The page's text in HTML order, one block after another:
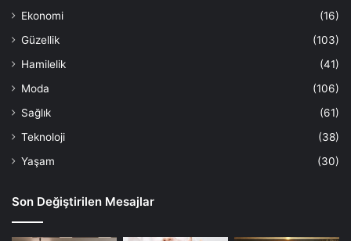
Ekonomi
(16)
Güzellik
(103)
Hamilelik
(41)
Moda
(106)
Sağlık
(61)
Teknoloji
(38)
Yaşam
(30)
Son Değiştirilen Mesajlar